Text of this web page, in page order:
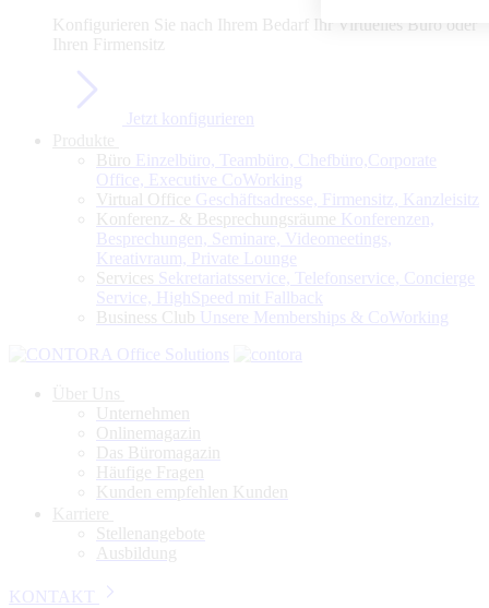
Konfigurieren Sie nach Ihrem Bedarf Ihr Virtuelles Büro oder
Ihren Firmensitz
Jetzt konfigurieren
Büro Einzelbüro, Teambüro, Chefbüro,Corporate
Office, Executive CoWorking
Virtual Office Geschäftsadresse, Firmensitz, Kanzleisitz
Konferenz- & Besprechungsräume Konferenzen,
Besprechungen, Seminare, Videomeetings,
Kreativraum, Private Lounge
Services Sekretariatsservice, Telefonservice, Concierge
Service, HighSpeed mit Fallback
Business Club Unsere Memberships & CoWorking
Unternehmen
Onlinemagazin
Das Büromagazin
Häufige Fragen
Kunden empfehlen Kunden
Stellenangebote
Ausbildung
KONTAKT